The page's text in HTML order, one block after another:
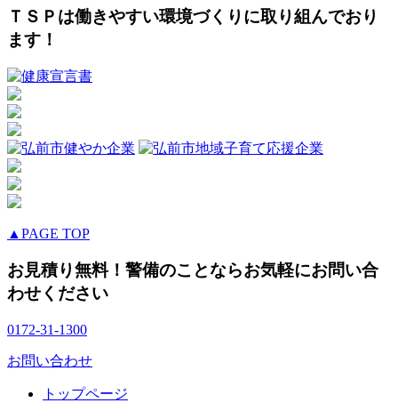
ＴＳＰは働きやすい環境づくりに取り組んでおり
ます！
▲PAGE TOP
お見積り無料！警備のことならお気軽にお問い合
わせください
0172-31-1300
お問い合わせ
トップページ